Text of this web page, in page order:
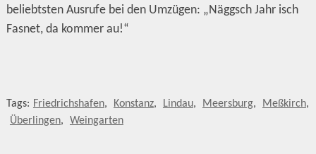
beliebtsten Ausrufe bei den Umzügen: „Näggsch Jahr isch
Fasnet, da kommer au!“
Tags: Friedrichshafen, Konstanz, Lindau, Meersburg, Meßkirch,
Überlingen, Weingarten